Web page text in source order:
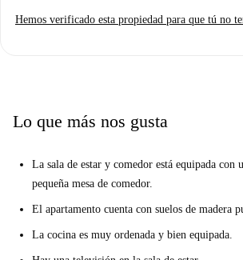
favoritas con facilidad. Spotahome ha verificado
uno con experiencias culturales únicas. Además, la
oportunidades para explorar. El barrio cuenta con
y excelentes conexiones con el centro de Sevilla.
Hemos verificado esta propiedad para que tú no
Lo que más nos gusta
La sala de estar y comedor está equipada con
pequeña mesa de comedor.
El apartamento cuenta con suelos de madera
La cocina es muy ordenada y bien equipada.